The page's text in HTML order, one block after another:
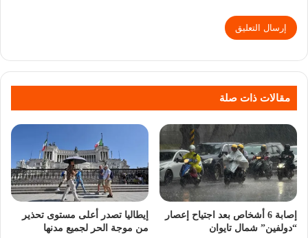
مقالات ذات صلة
إصابة 6 أشخاص بعد اجتياح إعصار
“دولفين” شمال تايوان
إيطاليا تصدر أعلى مستوى تحذير
من موجة الحر لجميع مدنها